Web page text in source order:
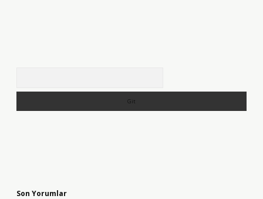
Son Yorumlar